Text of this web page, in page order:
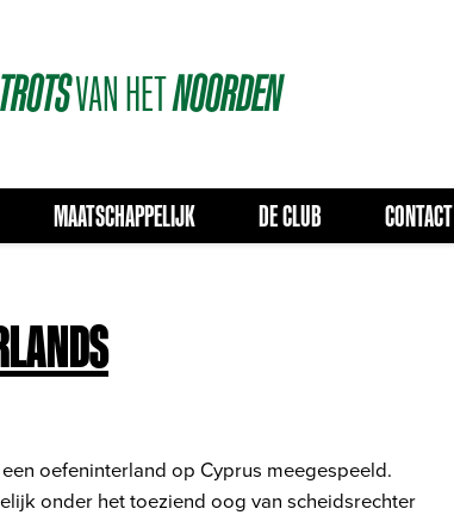
TROTSVANHETNOORDEN
MAATSCHAPPELIJK DE CLUB CONTACT
oefeninterland op Cyprus meegespeeld.
onder het toeziend oog van scheidsrechter